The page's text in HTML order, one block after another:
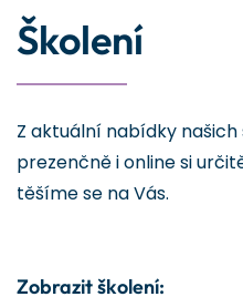
Školení
Z aktuální nabídky
prezenčně i online si
těšíme se na Vás.
Zobrazit školení: